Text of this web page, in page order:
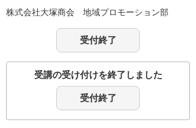
株式会社大塚商会 地域プロモーション部
受付終了
受講の受け付けを終了しました
受付終了